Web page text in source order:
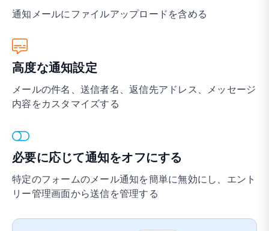
通知メールにファイルアップロードを含める
高度な通知設定
メールの件名、送信者名、返信先アドレス、メッセージ
内容をカスタマイズする
必要に応じて通知をオフにする
特定のフォームのメール通知を簡単に無効にし、エント
リー管理画面から送信を管理する